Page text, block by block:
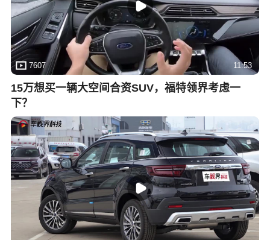
7607 11:53
15万想买一辆大空间合资SUV，福特领界考虑一
下？